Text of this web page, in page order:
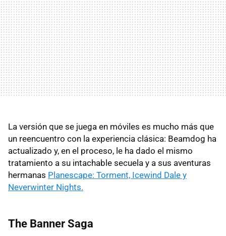
La versión que se juega en móviles es mucho más que
un reencuentro con la experiencia clásica: Beamdog ha
actualizado y, en el proceso, le ha dado el mismo
tratamiento a su intachable secuela y a sus aventuras
hermanas Planescape: Torment, Icewind Dale y
Neverwinter Nights.
The Banner Saga